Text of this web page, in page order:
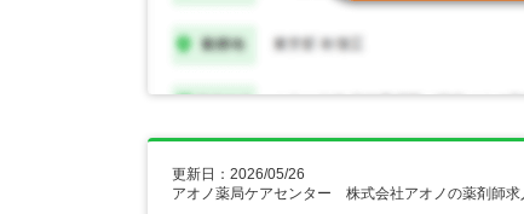
更新日：2026/05/26
アオノ薬局ケアセンター 株式会社アオノの薬剤師求